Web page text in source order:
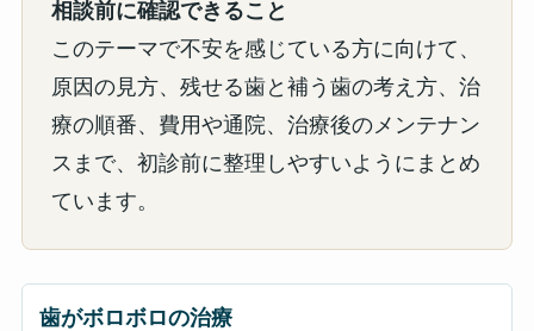
相談前に確認できること
このテーマで不安を感じている方に向けて、
原因の見方、残せる歯と補う歯の考え方、治
療の順番、費用や通院、治療後のメンテナン
スまで、初診前に整理しやすいようにまとめ
ています。
歯がボロボロの治療